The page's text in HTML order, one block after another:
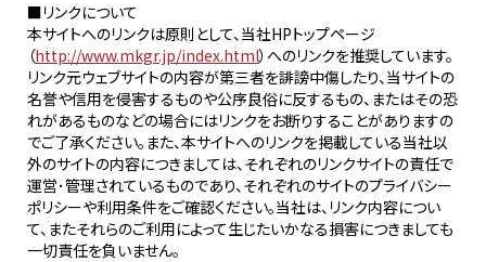
■リンクについて
本サイトへのリンクは原則として、当社HPトップページ
（http://www.mkgr.jp/index.html）へのリンクを推奨しています。
リンク元ウェブサイトの内容が第三者を誹謗中傷したり、当サイトの
名誉や信用を侵害するものや公序良俗に反するもの、またはその恐
れがあるものなどの場合にはリンクをお断りすることがありますの
でご了承ください。また、本サイトへのリンクを掲載している当社以
外のサイトの内容につきましては、それぞれのリンクサイトの責任で
運営･管理されているものであり、それぞれのサイトのプライバシー
ポリシーや利用条件をご確認ください。当社は、リンク内容につい
て、またそれらのご利用によって生じたいかなる損害につきましても
一切責任を負いません。